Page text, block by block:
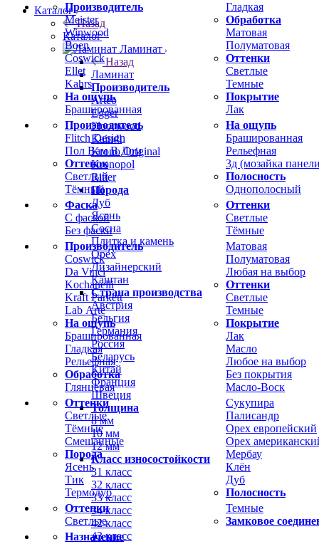
Производитель
Meister
Winwood
Boen
Coswick
Ellet
Kahrs
На ощупь
Брашированная
Гладкая
Обработка
Матовая
Полуматовая
Оттенки
Светлые
Темные
Покрытие
Лак
Производитель
Flitch Design
Пол Вам В Дом
Оттенок
Светлый
Тёмный
На ощупь
Брашированная
Рельефная
3д (мозайка
Полосность
Однополосный
Фаска
С фаской
Без фаски
Оттенки
Светлые
Тёмные
Производитель
Coswick
Da Vinci
Kochanelli
Kraft Parkett
Lab Arte
На ощупь
Брашированная
Гладкая
Рельефная
Обработка
Глянцевая
Матовая
Полуматовая
Любая на выбор
Оттенки
Светлые
Темные
Покрытие
Лак
Масло
Любое на выбор
Без покрытия
Масло-Воск
Оттенки
Светлые
Тёмные
Смешанные
Порода
Ясень
Тик
Термодуб
Сукупира
Палисандр
Орех европейский
Орех
Мербау
Клён
Дуб
Полосность
Оттенки
Светлые
Темные
Замковое
Назначение
Каталог
Назад
Каталог
Ламинат
Назад
Ламинат
Производитель
Arteo
Egger
Floorwood
Kaindl
Krono Original
Kronopol
Ritter
Порода
Дуб
Ясень
Сосна
Плитка и камень
Орех
Дизайнерский
Каштан
Страна производства
Австрия
Бельгия
Германия
Россия
Беларусь
Китай
Франция
Швеция
Толщина
8 мм
10 мм
12 мм
Класс износостойкости
31 класс
32 класс
33 класс
34 класс
42 класс
43 класс